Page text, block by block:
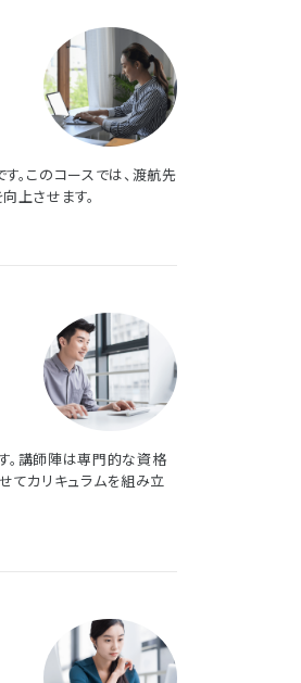
。このコースでは、渡航先
上させます。
。講師陣は専門的な資格
てカリキュラムを組み立